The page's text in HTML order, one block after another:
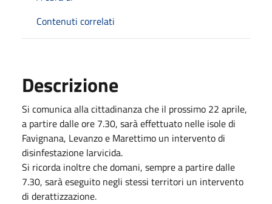
Contenuti correlati
Descrizione
Si comunica alla cittadinanza che il prossimo 22 aprile,
a partire dalle ore 7.30, sarà effettuato nelle isole di
Favignana, Levanzo e Marettimo un intervento di
disinfestazione larvicida.
Si ricorda inoltre che domani, sempre a partire dalle
7.30, sarà eseguito negli stessi territori un intervento
di derattizzazione.